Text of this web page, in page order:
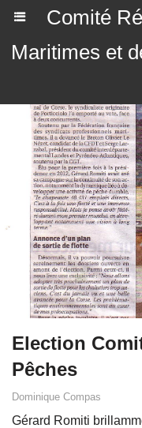
Comité
Maritimes et
Election
Pêches
Dominique Compas
Gérard Romiti